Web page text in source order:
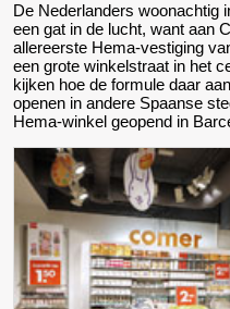
De Nederlanders woonachtig
een gat in de lucht, want aan
allereerste Hema-vestiging
een grote winkelstraat in het
kijken hoe de formule daar
openen in andere Spaanse
Hema-winkel geopend in